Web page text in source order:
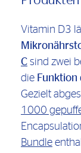
Vitamin D3
C sind zwei
die
Gezielt
1000
Bundle